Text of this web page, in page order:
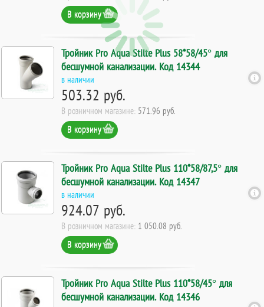
В корзину
Тройник Pro Aqua Stilte Plus 58*58/45° для
бесшумной канализации. Код 14344
в наличии
503.32 руб.
В розничном магазине: 571.96 руб.
В корзину
Тройник Pro Aqua Stilte Plus 110*58/87,5° для
бесшумной канализации. Код 14347
в наличии
924.07 руб.
В розничном магазине: 1 050.08 руб.
В корзину
Тройник Pro Aqua Stilte Plus 110*58/45° для
бесшумной канализации. Код 14346